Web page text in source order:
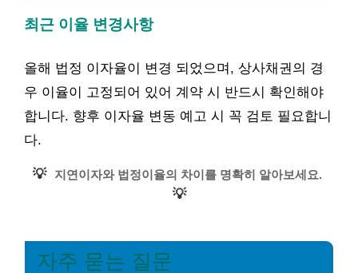
최근 이율 변경사항
올해 법정 이자율이 변경 되었으며, 상사채권의 경
우 이율이 고정되어 있어 계약 시 반드시 확인해야
합니다. 향후 이자율 변동 예고 시 꼭 검토 필요합니
다.
💡 지연이자와 법정이율의 차이를 명확히 알아보세요.
💡
자주 묻는 질문